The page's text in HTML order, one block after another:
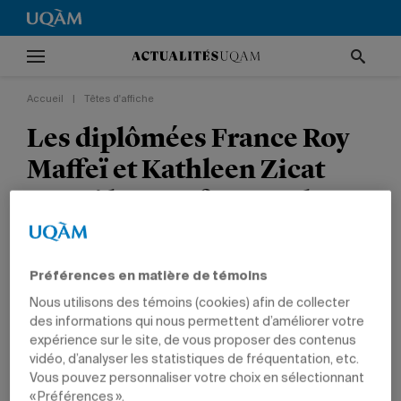
Accueil Têtes d'affiche
Les diplômées France Roy
Maffeï et Kathleen Zicat
parmi les 100 femmes les
plus influentes au Canada
en 2009
PRIX ET DISTINCTIONS
Préférences en matière de témoins
Nous utilisons des témoins (cookies) afin de collecter
des informations qui nous permettent d’améliorer votre
expérience sur le site, de vous proposer des contenus
vidéo, d’analyser les statistiques de fréquentation, etc.
Vous pouvez personnaliser votre choix en sélectionnant
« Préférences ».